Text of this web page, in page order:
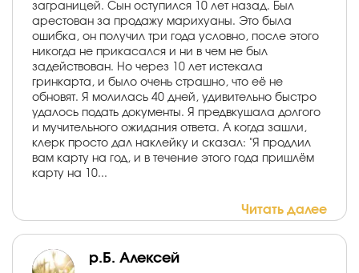
заграницей. Сын оступился 10 лет назад. Был
арестован за продажу марихуаны. Это была
ошибка, он получил три года условно, после этого
никогда не прикасался и ни в чем не был
задействован. Но через 10 лет истекала
гринкарта, и было очень страшно, что её не
обновят. Я молилась 40 дней, удивительно быстро
удалось подать документы. Я предвкушала долгого
и мучительного ожидания ответа. А когда зашли,
клерк просто дал наклейку и сказал: "Я продлил
вам карту на год, и в течение этого года пришлём
карту на 10...
Читать далее
р.Б. Алексей